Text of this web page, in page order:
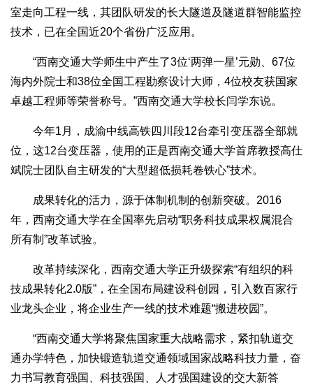
室走向工程一线，其团队研发的长大隧道及隧道群智能监控
技术，已在全国近20个省份广泛应用。
“西南交通大学师生中产生了3位‘两弹一星’元勋、67位
海内外院士和38位全国工程勘察设计大师，4位校友获国家
卓越工程师等荣誉称号。”西南交通大学校长闫学东说。
今年1月，成渝中线高铁四川段12台牵引变压器全部就
位，这12台变压器，使用的正是西南交通大学首席教授高仕
斌院士团队自主研发的“大型超低损耗卷铁心”技术。
成果转化的活力，源于体制机制的创新突破。2016
年，西南交通大学在全国率先启动“职务科技成果权属混合
所有制”改革试验。
改革持续深化，西南交通大学正升级探索“有组织的科
技成果转化2.0版”，在全国布局建设科创园，引入数百家行
业龙头企业，将企业生产一线的技术难题“搬进校园”。
“西南交通大学将聚焦国家重大战略需求，紧扣轨道交
通办学特色，加快锻造轨道交通领域国家战略科技力量，奋
力书写教育强国、科技强国、人才强国建设的交大新答